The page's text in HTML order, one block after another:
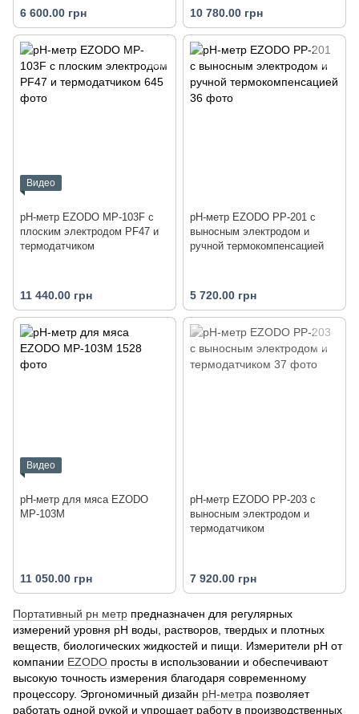
6 600.00 грн 10 780.00 грн
Видео
рН-метр EZODO MP-103F с
плоским электродом PF47 и
термодатчиком
11 440.00 грн
рН-метр EZODO PP-201 с
выносным электродом и
ручной термокомпенсацией
5 720.00 грн
Видео
pH-метр для мяса EZODO
MP-103M
11 050.00 грн
рН-метр EZODO PP-203 с
выносным электродом и
термодатчиком
7 920.00 грн
Портативный рн метр предназначен для регулярных
измерений уровня рН воды, растворов, твердых и плотных
веществ, биологических жидкостей и пищи. Измерители pH от
компании EZODO просты в использовании и обеспечивают
высокую точность измерения благодаря современному
процессору. Эргономичный дизайн рН-метра позволяет
работать одной рукой и упрощает работу в производственных